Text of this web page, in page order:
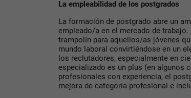
La empleabilidad de los postgrados
La formación de postgrado abre un
empleado/a en el mercado de
trampolín para aquellos/as jóvenes
mundo laboral convirtiéndose en un
los reclutadores, especialmente en
especializado es un plus (en algunos
profesionales con experiencia, el
mejora de categoría profesional e